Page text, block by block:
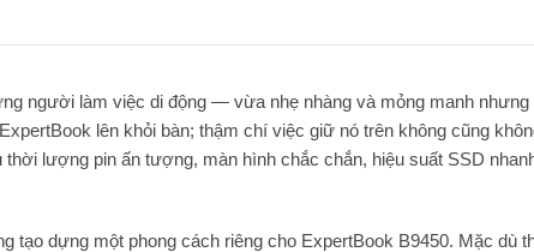
người làm việc di động — vừa nhẹ nhàng và mỏng manh
lên khỏi bàn; thậm chí việc giữ nó trên không cũng
lượng pin ấn tượng, màn hình chắc chắn, hiệu suất SSD
tạo dựng một phong cách riêng cho ExpertBook B9450. Mặc dù